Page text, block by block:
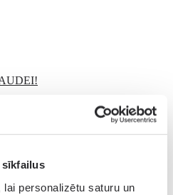
sīkfailus
personalizētu saturu un